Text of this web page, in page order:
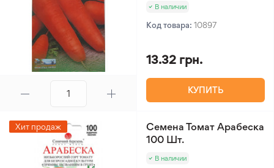
В наличии
Код товара: 10897
13.32 грн.
КУПИТЬ
Хит продаж
Семена Томат Арабеска
100 Шт.
В наличии